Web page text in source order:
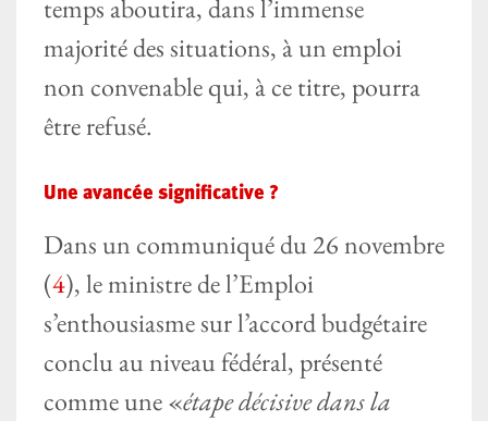
temps aboutira, dans l’immense
majorité des situations, à un emploi
non convenable qui, à ce titre, pourra
être refusé.
Une avancée significative ?
Dans un communiqué du 26 novembre
(4), le ministre de l’Emploi
s’enthousiasme sur l’accord budgétaire
conclu au niveau fédéral, présenté
comme une «étape décisive dans la